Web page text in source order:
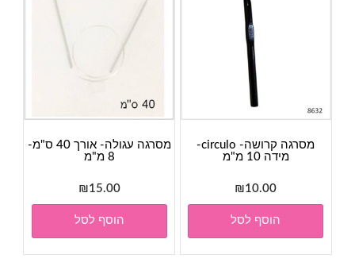
מסרגה קרושה- circulo-
מידה 10 מ"מ
₪10.00
הוסף לסל
מסרגה עגולה- אורך 40 ס"מ-
8 מ"מ
₪15.00
הוסף לסל